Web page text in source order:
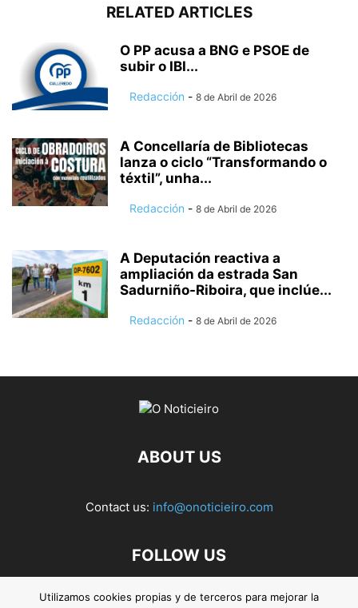
RELATED ARTICLES
O PP acusa a BNG e PSOE de
subir o IBI...
Redacción - 8 de Abril de 2026
A Concellaría de Bibliotecas
lanza o ciclo “Transformando o
téxtil”, unha...
Redacción - 8 de Abril de 2026
A Deputación reactiva a
ampliación da estrada San
Sadurniño-Riboira, que inclúe...
Redacción - 8 de Abril de 2026
ABOUT US
Contact us: info@onoticieiro.com
FOLLOW US
Utilizamos cookies propias y de terceros para mejorar la